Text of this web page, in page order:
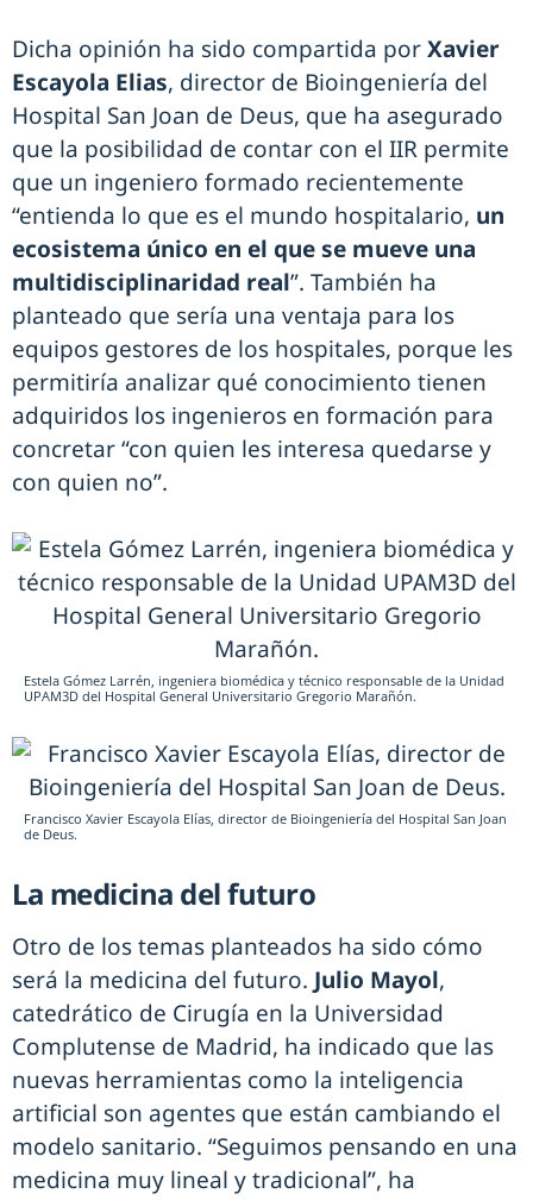
Dicha opinión ha sido compartida porXavier
Escayola Elias, director de Bioingeniería del
Hospital San Joan de Deus, que ha asegurado
que la posibilidad de contar con el IIR permite
que un ingeniero formado recientemente
“entienda lo que es el mundo hospitalario, un
ecosistema único en el que se mueve una
multidisciplinaridad real”. También ha
planteado que sería una ventaja para los
equipos gestores de los hospitales, porque les
permitiría analizar qué conocimiento tienen
adquiridos los ingenieros en formación para
concretar “con quien les interesa quedarse y
con quien no”.
Estela Gómez Larrén, ingeniera biomédica y técnico responsable de la Unidad
UPAM3D del Hospital General Universitario Gregorio Marañón.
Francisco Xavier Escayola Elías, director de Bioingeniería del Hospital San Joan
de Deus.
La medicina del futuro
Otro de los temas planteados ha sido cómo
será la medicina del futuro. Julio Mayol,
catedrático de Cirugía en la Universidad
Complutense de Madrid, ha indicado que las
nuevas herramientas como la inteligencia
artificial son agentes que están cambiando el
modelo sanitario. “Seguimos pensando en una
medicina muy lineal y tradicional”, ha